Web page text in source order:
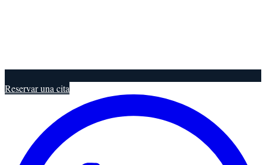
Reservar una cita